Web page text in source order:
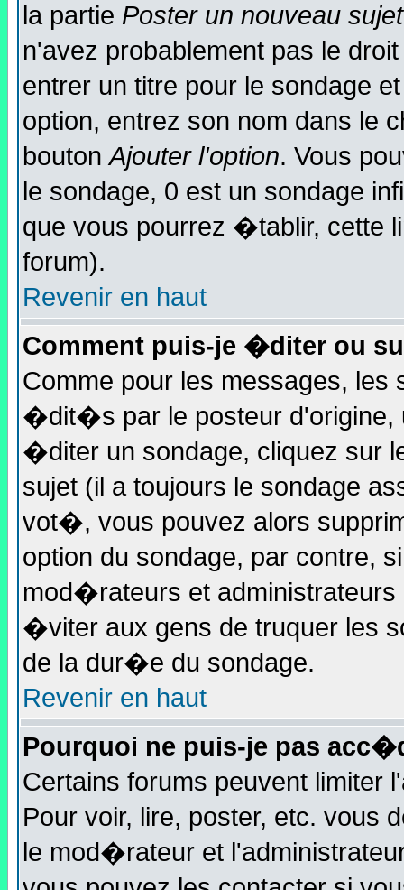
la partie Poster un nouveau sujet
n'avez probablement pas le
entrer un titre pour le sondage
option, entrez son nom dans le
boutonAjouter l'option. Vous
le sondage, 0 est un sondage
que vous pourrez �tablir, cette
forum).
Revenir en haut
Comment puis-je �diter ou
Comme pour les messages,
�dit�s par le posteur d'origine,
�diter un sondage, cliquez sur
sujet (il a toujours le sondage
vot�, vous pouvez alors
option du sondage, par
mod�rateurs et
�viter aux gens de truquer les
de la dur�e du sondage.
Revenir en haut
Pourquoi ne puis-je pas
Certains forums peuvent
Pour voir, lire, poster, etc. vous
le mod�rateur et